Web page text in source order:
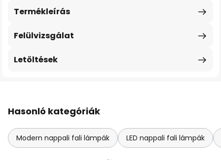
Termékleírás
Felülvizsgálat
Letöltések
Hasonló kategóriák
Modern nappali fali lámpák LED nappali fali lámpák